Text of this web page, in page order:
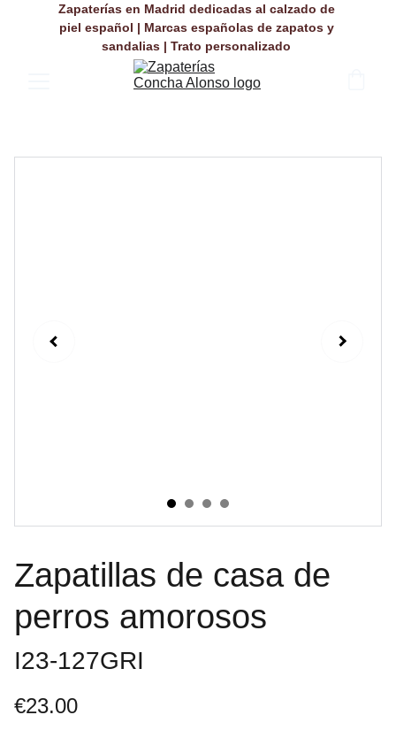
Zapaterías en Madrid dedicadas al calzado de
piel español | Marcas españolas de zapatos y
sandalias | Trato personalizado
Zapatillas de casa de
perros amorosos
I23-127GRI
€23.00